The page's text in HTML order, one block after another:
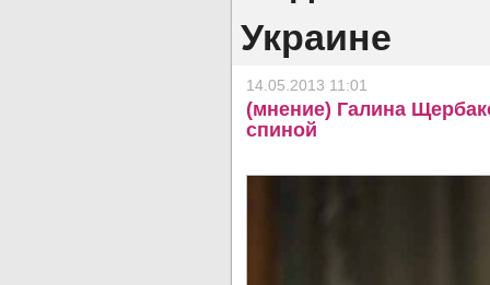
Украине
14.05.2013 11:01
(мнение) Галина
спиной